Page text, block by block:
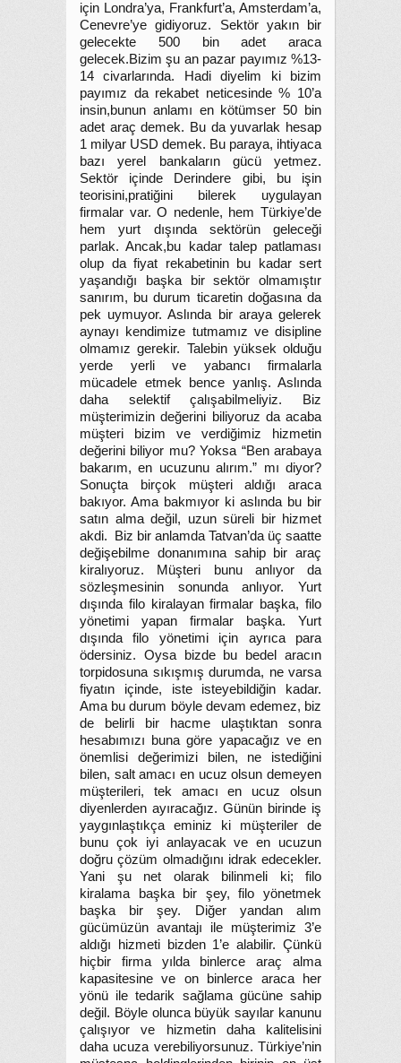
için Londra’ya, Frankfurt’a, Amsterdam’a,
Cenevre’ye gidiyoruz. Sektör yakın bir
gelecekte 500 bin adet araca
gelecek.Bizim şu an pazar payımız %13-
14 civarlarında. Hadi diyelim ki bizim
payımız da rekabet neticesinde % 10’a
insin,bunun anlamı en kötümser 50 bin
adet araç demek. Bu da yuvarlak hesap
1 milyar USD demek. Bu paraya, ihtiyaca
bazı yerel bankaların gücü yetmez.
Sektör içinde Derindere gibi, bu işin
teorisini,pratiğini bilerek uygulayan
firmalar var. O nedenle, hem Türkiye’de
hem yurt dışında sektörün geleceği
parlak. Ancak,bu kadar talep patlaması
olup da fiyat rekabetinin bu kadar sert
yaşandığı başka bir sektör olmamıştır
sanırım, bu durum ticaretin doğasına da
pek uymuyor. Aslında bir araya gelerek
aynayı kendimize tutmamız ve disipline
olmamız gerekir. Talebin yüksek olduğu
yerde yerli ve yabancı firmalarla
mücadele etmek bence yanlış. Aslında
daha selektif çalışabilmeliyiz. Biz
müşterimizin değerini biliyoruz da acaba
müşteri bizim ve verdiğimiz hizmetin
değerini biliyor mu? Yoksa “Ben arabaya
bakarım, en ucuzunu alırım.” mı diyor?
Sonuçta birçok müşteri aldığı araca
bakıyor. Ama bakmıyor ki aslında bu bir
satın alma değil, uzun süreli bir hizmet
akdi. Biz bir anlamda Tatvan’da üç saatte
değişebilme donanımına sahip bir araç
kiralıyoruz. Müşteri bunu anlıyor da
sözleşmesinin sonunda anlıyor. Yurt
dışında filo kiralayan firmalar başka, filo
yönetimi yapan firmalar başka. Yurt
dışında filo yönetimi için ayrıca para
ödersiniz. Oysa bizde bu bedel aracın
torpidosuna sıkışmış durumda, ne varsa
fiyatın içinde, iste isteyebildiğin kadar.
Ama bu durum böyle devam edemez, biz
de belirli bir hacme ulaştıktan sonra
hesabımızı buna göre yapacağız ve en
önemlisi değerimizi bilen, ne istediğini
bilen, salt amacı en ucuz olsun demeyen
müşterileri, tek amacı en ucuz olsun
diyenlerden ayıracağız. Günün birinde iş
yaygınlaştıkça eminiz ki müşteriler de
bunu çok iyi anlayacak ve en ucuzun
doğru çözüm olmadığını idrak edecekler.
Yani şu net olarak bilinmeli ki; filo
kiralama başka bir şey, filo yönetmek
başka bir şey. Diğer yandan alım
gücümüzün avantajı ile müşterimiz 3’e
aldığı hizmeti bizden 1’e alabilir. Çünkü
hiçbir firma yılda binlerce araç alma
kapasitesine ve on binlerce araca her
yönü ile tedarik sağlama gücüne sahip
değil. Böyle olunca büyük sayılar kanunu
çalışıyor ve hizmetin daha kalitelisini
daha ucuza verebiliyorsunuz. Türkiye’nin